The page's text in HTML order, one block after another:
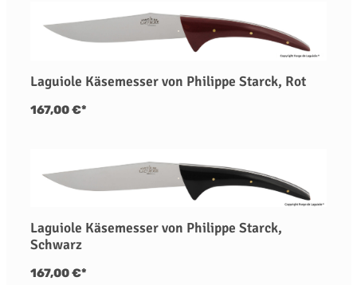
Laguiole Käsemesser von Philippe Starck, Rot
167,00 €*
Laguiole Käsemesser von Philippe Starck,
Schwarz
167,00 €*